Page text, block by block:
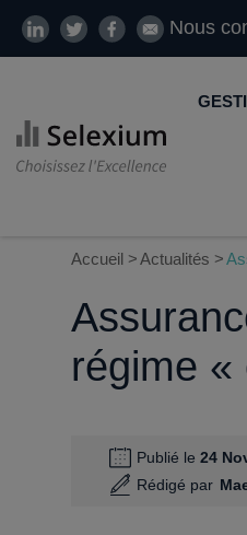
Nous
Accueil Actualités
régime «
Publié le 24
Rédigé par